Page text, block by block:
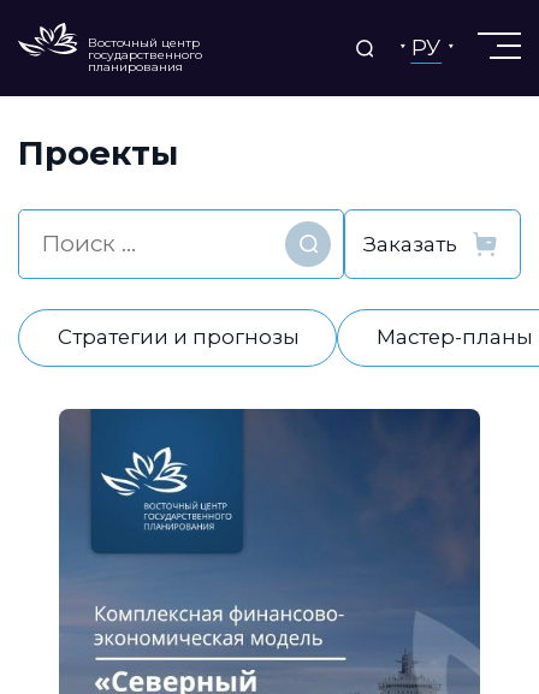
Восточный центр
государственного
планирования
РУ
Проекты
Найти
Стратегии и прогнозы Мастер-планы